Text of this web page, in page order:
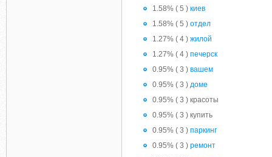
1.58% ( 5 ) киев
1.58% ( 5 ) отдел
1.27% ( 4 ) жилой
1.27% ( 4 ) печерск
0.95% ( 3 ) вашем
0.95% ( 3 ) доме
0.95% ( 3 ) красоты
0.95% ( 3 ) купить
0.95% ( 3 ) паркинг
0.95% ( 3 ) ремонт